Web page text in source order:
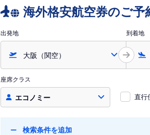
海外格安航空券のご予
出発地 到着地
座席クラス
エコノミー 直行
検索条件を追加